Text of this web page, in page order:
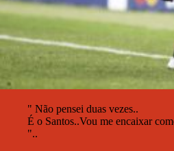
" Não pensei duas vezes..
É o Santos..Vou me encaixar
"..